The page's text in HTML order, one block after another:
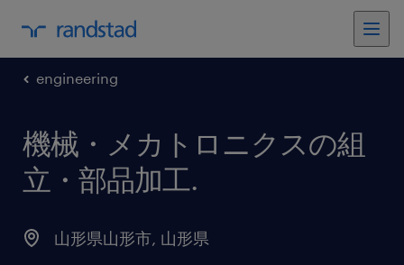
engineering
機械・メカトロニクスの組
立・部品加工.
山形県山形市, 山形県